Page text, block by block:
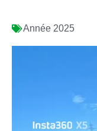
Année 2025